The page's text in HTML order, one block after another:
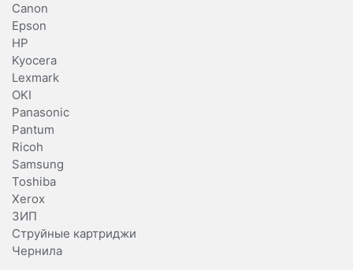
Canon
Epson
HP
Kyocera
Lexmark
OKI
Panasonic
Pantum
Ricoh
Samsung
Toshiba
Xerox
ЗИП
Струйные картриджи
Чернила